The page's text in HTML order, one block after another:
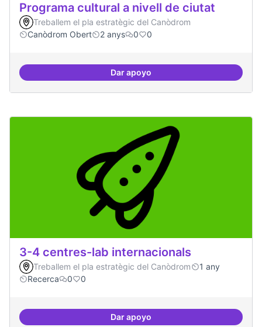
Programa cultural a nivell de ciutat
Treballem el pla estratègic del Canòdrom
Canòdrom Obert
2 anys 0 0
Dar apoyoPrograma cultural a nivell de
3-4 centres-lab internacionals
Treballem el pla estratègic del Canòdrom
1 any
Recerca
0 0
Dar apoyo3-4 centres-lab internacionals